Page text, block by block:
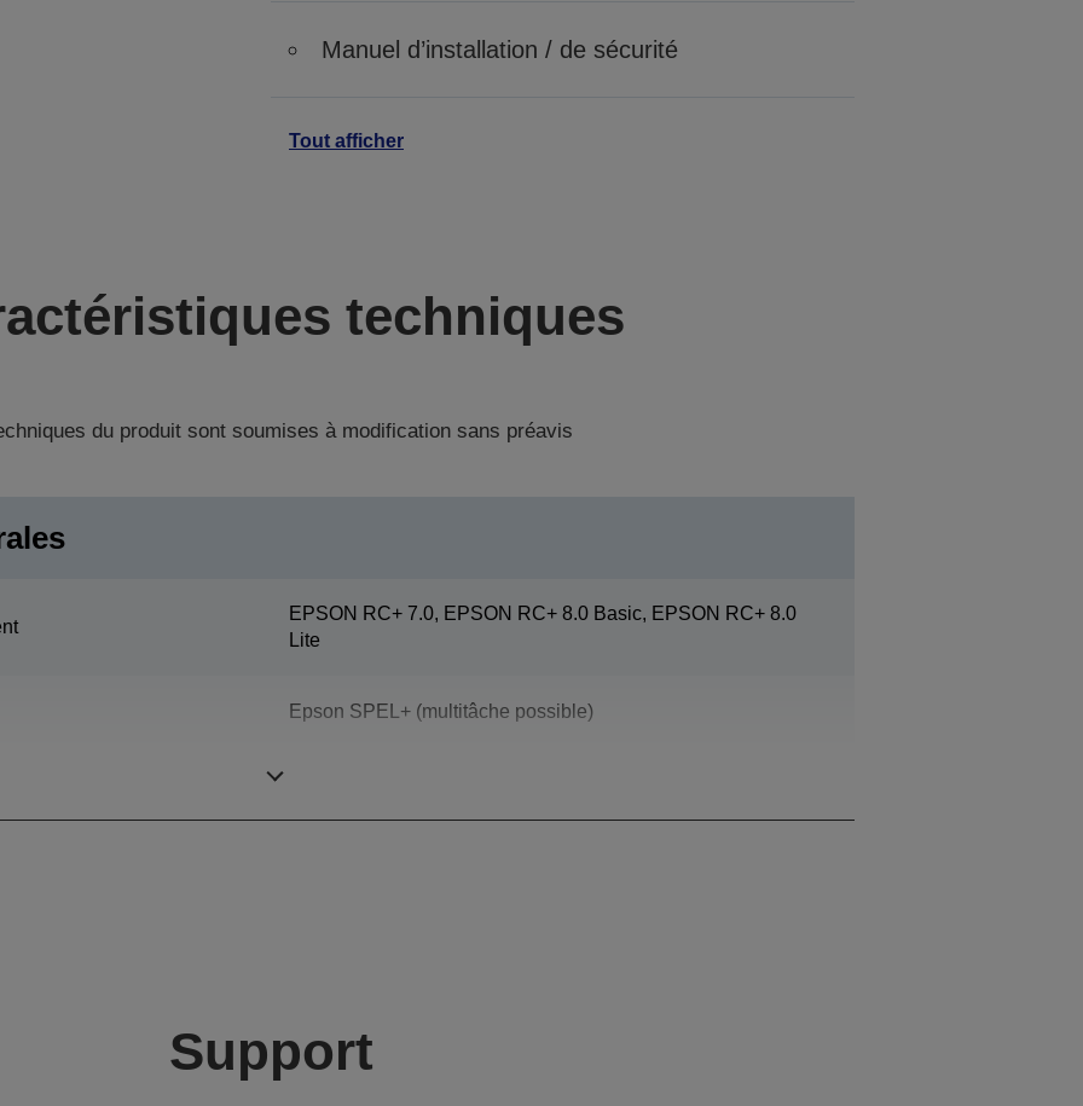
Manuel d’installation / de sécurité
Tout afficher
techniques
du produit sont soumises à modification sans préavis
EPSON RC+ 7.0, EPSON RC+ 8.0 Basic, EPSON RC+ 8.0
Lite
Epson SPEL+ (multitâche possible)
Support